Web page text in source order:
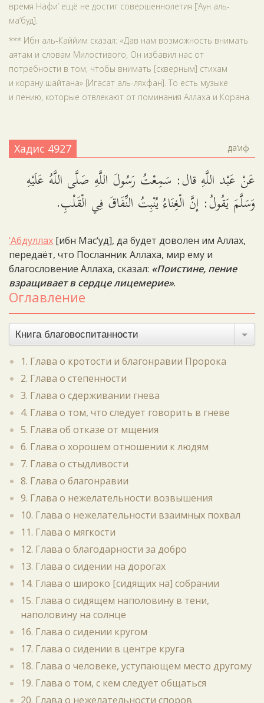
время Нафи‘ ещё не достиг совершеннолетия [‘Аун аль-
ма‘буд].
*** Ибн аль-Каййим сказал: «Дав нам возможность внимать
аятам и словам Милостивого, Он избавил нас от
потребности в том, чтобы внимать [скверным] стихам
и корану шайтана» [Игасат аль-ляхфан]. То есть музыке
и пению, которые отвлекают от поминания Аллаха и Корана.
Хадис 4927 да‘иф
عَنْ عَبْد اللَّهِ قال: سَمِعْتُ رَسُولَ اللَّهِ صَلَّى اللَّهُ عَلَيْهِ
وَسَلَّمَ يَقُولُ: إنَّ الْغِنَاءُ يُنْبِتُ النِّفَاقَ فِي الْقَلْبِ.
‘Абдуллах [ибн Мас‘уд], да будет доволен им Аллах,
передаёт, что Посланник Аллаха, мир ему и
благословение Аллаха, сказал: «Поистине, пение
взращивает в сердце лицемерие».
Оглавление
Книга благовоспитанности
1. Глава о кротости и благонравии Пророка
2. Глава о степенности
3. Глава о сдерживании гнева
4. Глава о том, что следует говорить в гневе
5. Глава об отказе от мщения
6. Глава о хорошем отношении к людям
7. Глава о стыдливости
8. Глава о благонравии
9. Глава о нежелательности возвышения
10. Глава о нежелательности взаимных похвал
11. Глава о мягкости
12. Глава о благодарности за добро
13. Глава о сидении на дорогах
14. Глава о широко [сидящих на] собрании
15. Глава о сидящем наполовину в тени,
наполовину на солнце
16. Глава о сидении кругом
17. Глава о сидении в центре круга
18. Глава о человеке, уступающем место другому
19. Глава о том, с кем следует общаться
20. Глава о нежелательности споров